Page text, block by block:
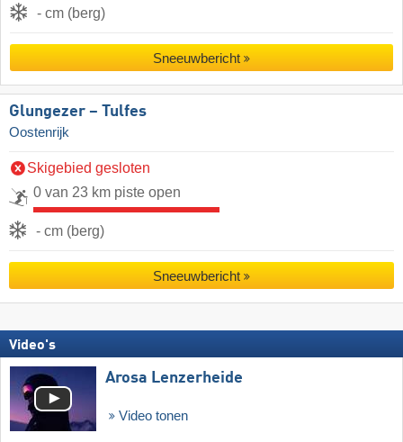
- cm (berg)
Sneeuwbericht
Glungezer – Tulfes
Oostenrijk
Skigebied gesloten
0 van 23 km piste open
- cm (berg)
Sneeuwbericht
Video's
Arosa Lenzerheide
Video tonen